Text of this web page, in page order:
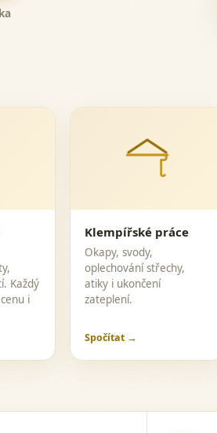
Každý
i
Klempířské práce
Okapy, svody,
oplechování střechy,
atiky i ukončení
zateplení.
Spočítat →